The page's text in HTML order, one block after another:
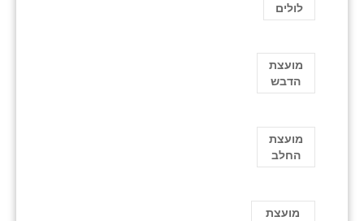
לולים
מועצת
הדבש
מועצת
החלב
מועצת